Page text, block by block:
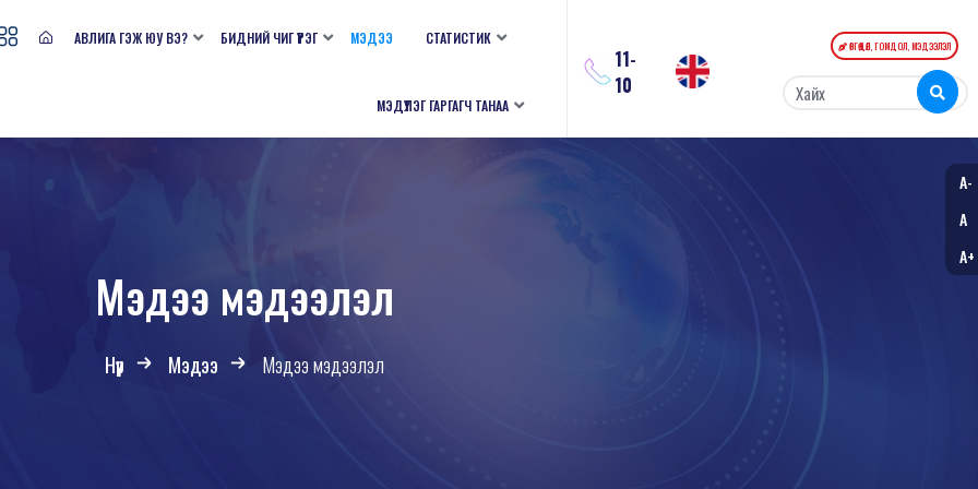
АВЛИГА ГЭЖ ЮУ ВЭ? БИДНИЙ ЧИГ ҮҮРЭГ МЭДЭЭ СТАТИСТИК
МЭДҮҮЛЭГ ГАРГАГЧ ТАНАА
11-
10
ӨРГӨДӨЛ, ГОМДОЛ, МЭДЭЭЛЭЛ
Мэдээ мэдээлэл
Нүүр Мэдээ Мэдээ мэдээлэл
A-
A
A+